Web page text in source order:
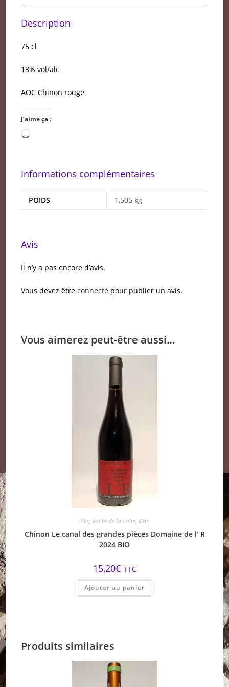
Description
75 cl
13% vol/alc
AOC Chinon rouge
J’aime ça :
Chargement…
Informations complémentaires
POIDS 1,505 kg
Avis
Il n’y a pas encore d’avis.
Vous devez êtreconnecté pour publier un avis.
Vous aimerez peut-être aussi…
Bio, Vallée de la Loire, vins
Chinon Le canal des grandes pièces Domaine de l’ R
2024 BIO
15,20€ TTC
Ajouter au panier
Produits similaires